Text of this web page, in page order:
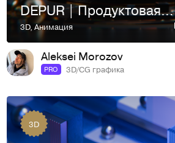
DEPUR | Продуктовая CGI-анимация
3D,Анимация
Aleksei Morozov
PRO 3D/CG графика
3D